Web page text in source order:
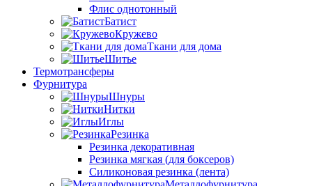
Флис однотонный
Батист
Кружево
Ткани для дома
Шитье
Термотрансферы
Фурнитура
Шнуры
Нитки
Иглы
Резинка
Резинка декоративная
Резинка мягкая (для боксеров)
Силиконовая резинка (лента)